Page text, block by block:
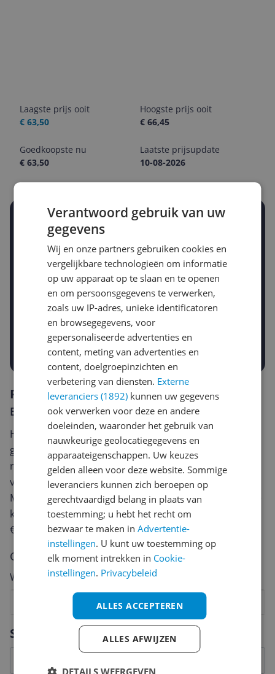
Laagste prijs ooit
€ 63,50
Hoogste prijs ooit
€ 66,45
Goedkoopste nu
€ 63,50
Laatste prijsupdate
10-08-2026
Stel een alert in en mis geen prijsdaling
Krijg een seintje zodra de prijs zakt
Jouw e-mailadres
Gewenste daling of bedrag
-5% -10% -15%
Gewenste prijs
Prijsalert aanzetten
Specificaties
Reviews
Er zijn nog geen reviews geschreven
Heb jij dit product in bezit en wil je graag je mening
geven? Start dan hieronder met het schrijven van je
review. Afhankelijk van de details duurt het schrijven
van een review gemiddeld tussen de 3 en 10 minuten.
Met jouw mening help je andere bezoekers een betere
keuze te maken én maak je iedere maand kans op
€250,-!
Klik hier voor de actievoorwaarden.
Cijfer
Welk cijfer geef jij dit product?
7
6
5
4
Vraag 1 van 4
Verantwoord gebruik van uw
gegevens
Wij en onze partners gebruiken cookies en
vergelijkbare technologieën om informatie
op uw apparaat op te slaan en te openen
en om persoonsgegevens te verwerken,
zoals uw IP-adres, unieke identificatoren
en browsegegevens, voor
gepersonaliseerde advertenties en
content, meting van advertenties en
content, doelgroepinzichten en
verbetering van diensten. Externe
leveranciers (1892) kunnen uw gegevens
ook verwerken voor deze en andere
doeleinden, waaronder het gebruik van
nauwkeurige geolocatiegegevens en
apparaateigenschappen. Uw keuzes
gelden alleen voor deze website. Sommige
leveranciers kunnen zich beroepen op
gerechtvaardigd belang in plaats van
toestemming; u hebt het recht om
bezwaar te maken inAdvertentie-
instellingen. U kunt uw toestemming op
elk moment intrekken in Cookie-
instellingen. Privacybeleid
ALLES ACCEPTEREN
ALLES AFWIJZEN
DETAILS WEERGEVEN